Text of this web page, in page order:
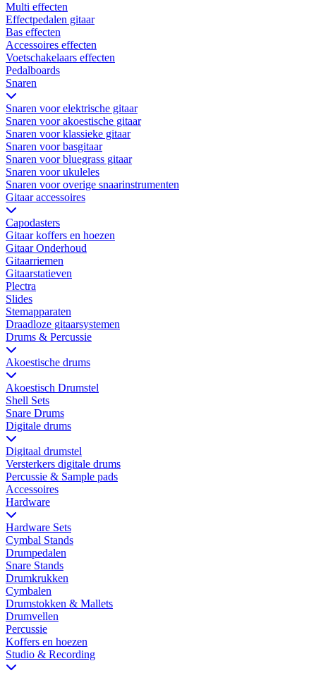
Multi effecten
Effectpedalen gitaar
Bas effecten
Accessoires effecten
Voetschakelaars effecten
Pedalboards
Snaren
Snaren voor elektrische gitaar
Snaren voor akoestische gitaar
Snaren voor klassieke gitaar
Snaren voor basgitaar
Snaren voor bluegrass gitaar
Snaren voor ukuleles
Snaren voor overige snaarinstrumenten
Gitaar accessoires
Capodasters
Gitaar koffers en hoezen
Gitaar Onderhoud
Gitaarriemen
Gitaarstatieven
Plectra
Slides
Stemapparaten
Draadloze gitaarsystemen
Drums & Percussie
Akoestische drums
Akoestisch Drumstel
Shell Sets
Snare Drums
Digitale drums
Digitaal drumstel
Versterkers digitale drums
Percussie & Sample pads
Accessoires
Hardware
Hardware Sets
Cymbal Stands
Drumpedalen
Snare Stands
Drumkrukken
Cymbalen
Drumstokken & Mallets
Drumvellen
Percussie
Koffers en hoezen
Studio & Recording